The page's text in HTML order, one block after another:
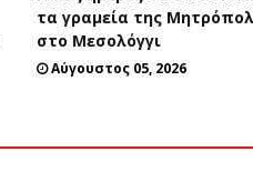
τα γραμεία της
στο Μεσολόγγι
Αύγουστος 05, 2026